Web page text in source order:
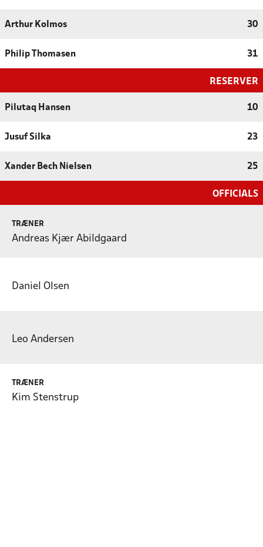
Arthur Kolmos 30
Philip Thomasen 31
RESERVER
Pilutaq Hansen 10
Jusuf Silka 23
Xander Bech Nielsen 25
OFFICIALS
TRÆNER
Andreas Kjær Abildgaard
Daniel Olsen
Leo Andersen
TRÆNER
Kim Stenstrup